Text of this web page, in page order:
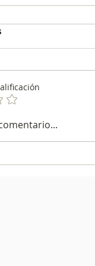
electorales: